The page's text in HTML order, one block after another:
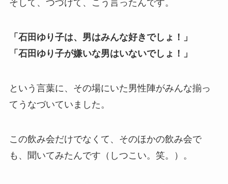
そして、つづけて、こう言ったんです。
「石田ゆり子は、男はみんな好きでしょ！」
「石田ゆり子が嫌いな男はいないでしょ！」
という言葉に、その場にいた男性陣がみんな揃っ
てうなづいていました。
この飲み会だけでなくて、そのほかの飲み会で
も、聞いてみたんです（しつこい。笑。）。